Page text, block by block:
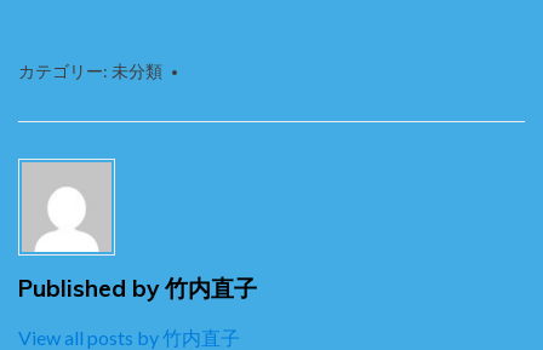
カテゴリー: 未分類
Published by竹内直子
View all posts by 竹内直子